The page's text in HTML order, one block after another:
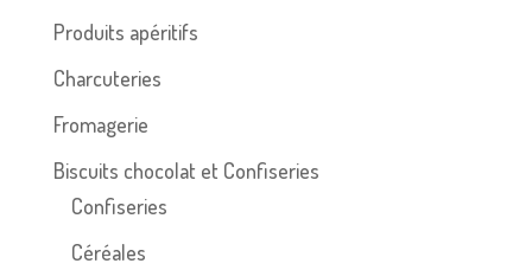
Produits apéritifs
Charcuteries
Fromagerie
Biscuits chocolat et Confiseries
Confiseries
Céréales